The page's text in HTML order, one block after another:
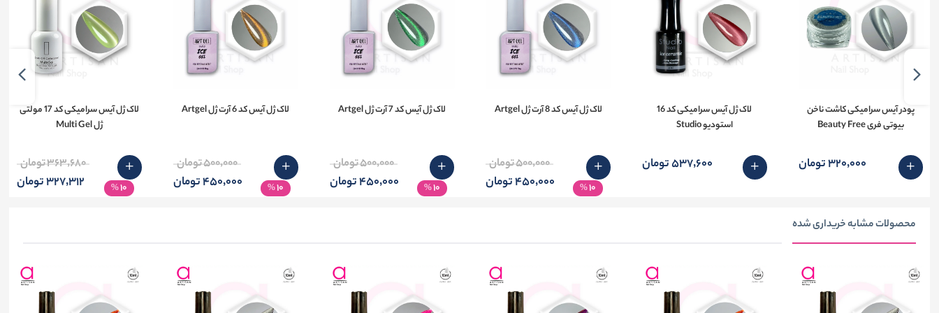
پودر آیس سرامیکی کاشت ناخن
بیوتی فری Beauty Free
320٬000 تومان
لاک ژل آیس سرامیکی کد 16
استودیو Studio
537٬600 تومان
لاک ژل آیس کد 8 آرت ژل Artgel
10
%
500٬000 تومان
450٬000 تومان
لاک ژل آیس کد 7 آرت ژل Artgel
10
%
500٬000 تومان
450٬000 تومان
لاک ژل آیس کد 6 آرت ژل Artgel
10
%
500٬000 تومان
450٬000 تومان
لاک ژل آیس سرامیکی کد 17 مولتی
ژل Multi Gel
10
%
363٬680 تومان
327٬312 تومان
محصولات مشابه خریداری شده